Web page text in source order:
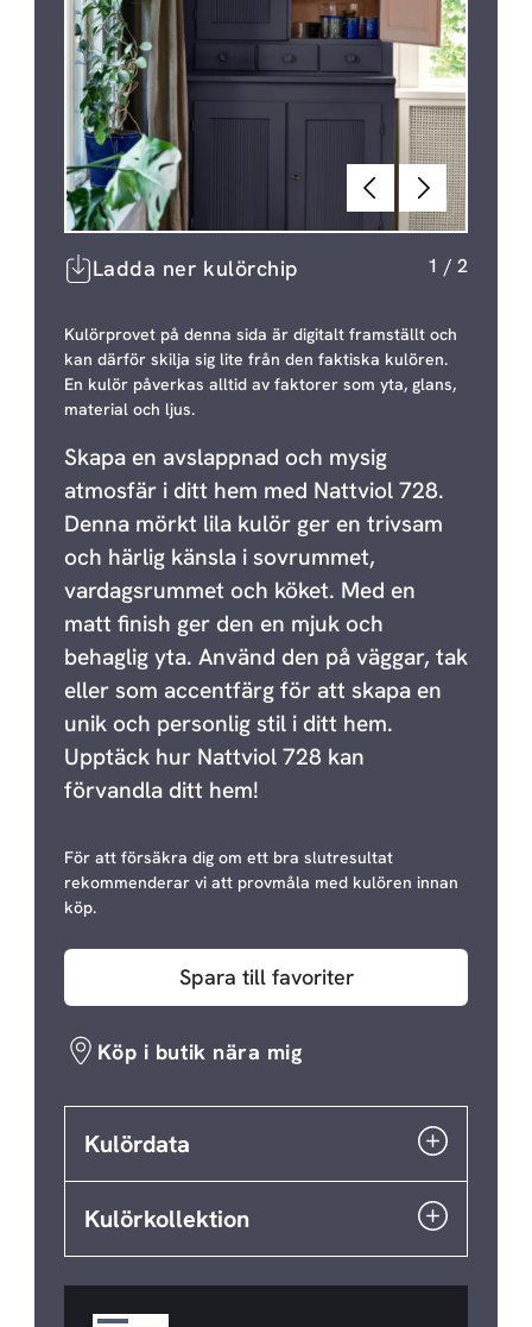
Föregående
Nästa
Ladda ner kulörchip 1 / 2
Kulörprovet på denna sida är digitalt framställt och
kan därför skilja sig lite från den faktiska kulören.
En kulör påverkas alltid av faktorer som yta, glans,
material och ljus.
Skapa en avslappnad och mysig
atmosfär i ditt hem med Nattviol 728.
Denna mörkt lila kulör ger en trivsam
och härlig känsla i sovrummet,
vardagsrummet och köket. Med en
matt finish ger den en mjuk och
behaglig yta. Använd den på väggar, tak
eller som accentfärg för att skapa en
unik och personlig stil i ditt hem.
Upptäck hur Nattviol 728 kan
förvandla ditt hem!
För att försäkra dig om ett bra slutresultat
rekommenderar vi att provmåla med kulören innan
köp.
Spara till favoriter
Köp i butik nära mig
Kulördata
Kulörkollektion